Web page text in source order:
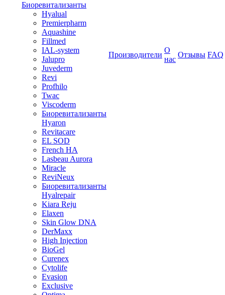
Биоревитализанты
Hyalual
Premierpharm
Aquashine
Fillmed
IAL-system
Jalupro
Juvederm
Revi
Profhilo
Twac
Viscoderm
Биоревитализанты
Hyaron
Revitacare
EL SOD
French HA
Lasbeau Aurora
Miracle
ReviNeux
Биоревитализанты
Hyalrepair
Kiara Reju
Elaxen
Skin Glow DNA
DerMaxx
High Injection
BioGel
Curenex
Cytolife
Evasion
Exclusive
Производители
О
нас
Отзывы FAQ